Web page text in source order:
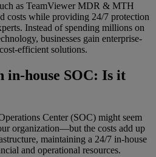
as TeamViewer MDR & MTH
costs while providing 24/7 protection
Instead of spending millions on
businesses gain enterprise-
efficient solutions.
in-house SOC: Is it
Center (SOC) might seem
organization—but the costs add up
maintaining a 24/7 in-house
and operational resources.